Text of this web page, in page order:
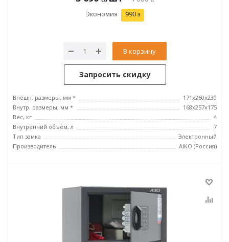
Экономия 990
В корзину
Запросить скидку
Внешн. размеры, мм *
171x260x230
Внутр. размеры, мм *
168x257x175
Вес, кг
4
Внутренний объем, л
7
Тип замка
Электронный
Производитель
AIKO (Россия)